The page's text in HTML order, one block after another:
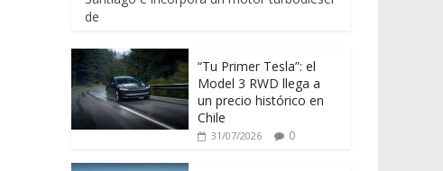
de
“Tu Primer Tesla”: el
Model 3 RWD llega a
un precio histórico en
Chile
31/07/2026 0